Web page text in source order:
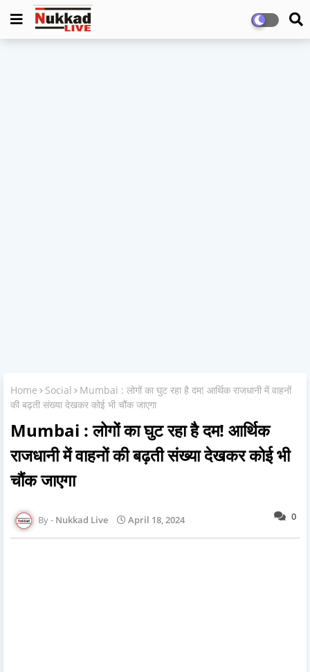
Home Social
Mumbai : लोगों का घुट रहा है दम! आर्थिक राजधानी में वाहनों
की बढ़ती संख्या देखकर कोई भी चौंक जाएगा
Mumbai : लोगों का घुट रहा है दम! आर्थिक
राजधानी में वाहनों की बढ़ती संख्या देखकर कोई भी
चौंक जाएगा
0
Nukkad Live April 18, 2024